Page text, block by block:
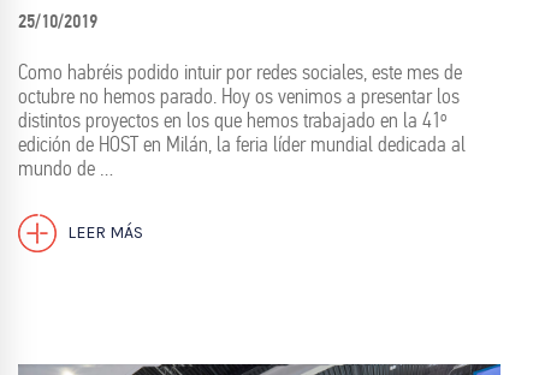
25/10/2019
Como habréis podido intuir por redes sociales, este mes de
octubre no hemos parado. Hoy os venimos a presentar los
distintos proyectos en los que hemos trabajado en la 41º
edición de HOST en Milán, la feria líder mundial dedicada al
mundo de …
LEER MÁS